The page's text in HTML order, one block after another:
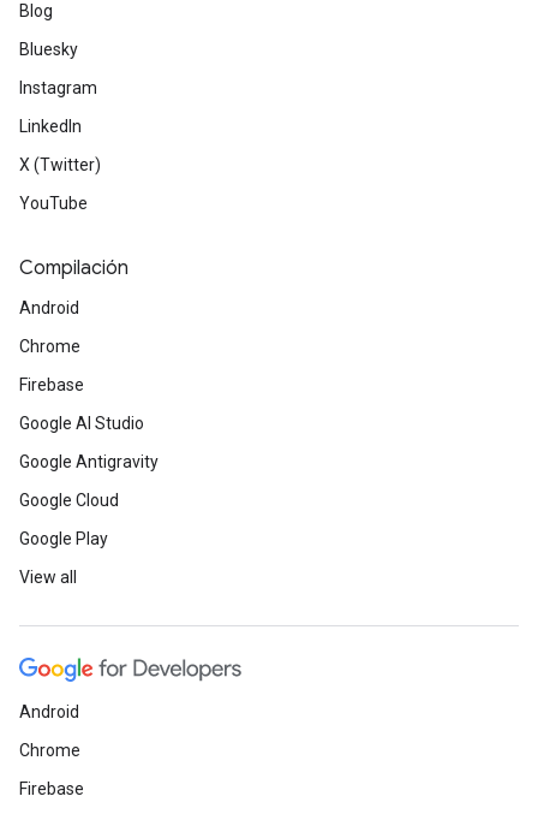
Blog
Bluesky
Instagram
LinkedIn
X (Twitter)
YouTube
Compilación
Android
Chrome
Firebase
Google AI Studio
Google Antigravity
Google Cloud
Google Play
View all
Android
Chrome
Firebase